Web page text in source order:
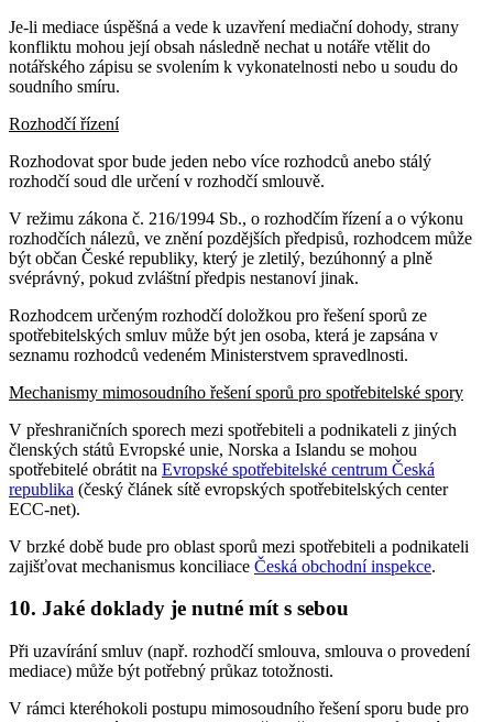
Je-li mediace úspěšná a vede k uzavření mediační dohody, strany
konfliktu mohou její obsah následně nechat u notáře vtělit do
notářského zápisu se svolením k vykonatelnosti nebo u soudu do
soudního smíru.
Rozhodčí řízení
Rozhodovat spor bude jeden nebo více rozhodců anebo stálý
rozhodčí soud dle určení v rozhodčí smlouvě.
V režimu zákona č. 216/1994 Sb., o rozhodčím řízení a o výkonu
rozhodčích nálezů, ve znění pozdějších předpisů, rozhodcem může
být občan České republiky, který je zletilý, bezúhonný a plně
svéprávný, pokud zvláštní předpis nestanoví jinak.
Rozhodcem určeným rozhodčí doložkou pro řešení sporů ze
spotřebitelských smluv může být jen osoba, která je zapsána v
seznamu rozhodců vedeném Ministerstvem spravedlnosti.
Mechanismy mimosoudního řešení sporů pro spotřebitelské spory
V přeshraničních sporech mezi spotřebiteli a podnikateli z jiných
členských států Evropské unie, Norska a Islandu se mohou
spotřebitelé obrátit na Evropské spotřebitelské centrum Česká
republika (český článek sítě evropských spotřebitelských center
ECC-net).
V brzké době bude pro oblast sporů mezi spotřebiteli a podnikateli
zajišťovat mechanismus konciliace Česká obchodní inspekce.
10. Jaké doklady je nutné mít s sebou
Při uzavírání smluv (např. rozhodčí smlouva, smlouva o provedení
mediace) může být potřebný průkaz totožnosti.
V rámci kteréhokoli postupu mimosoudního řešení sporu bude pro